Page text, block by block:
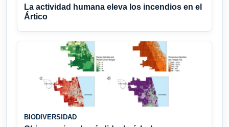
La actividad humana eleva los incendios en el
Ártico
BIODIVERSIDAD